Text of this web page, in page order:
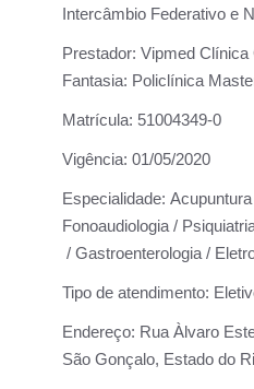
Intercâmbio Federativo e
Prestador: Vipmed Clínica
Fantasia: Policlínica
Matrícula: 51004349-0
Vigência: 01/05/2020
Especialidade:
Fonoaudiologia /
/ Gastroenterologia /
Tipo de atendimento:
Endereço: Rua Àlvaro
São Gonçalo, Estado do